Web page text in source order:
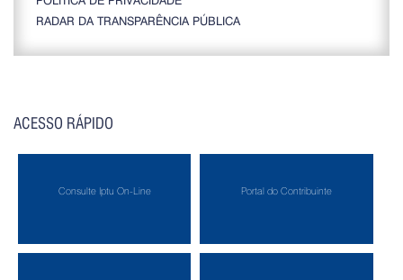
RADAR DA TRANSPARÊNCIA PÚBLICA
ACESSO RÁPIDO
Consulte Iptu On-Line Portal do Contribuinte